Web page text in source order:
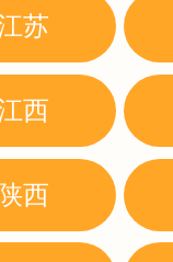
苏
西
西